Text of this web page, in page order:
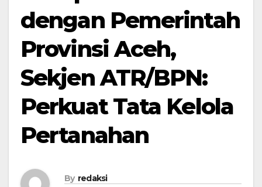
dengan Pemerintah
Provinsi Aceh,
Sekjen ATR/BPN:
Perkuat Tata Kelola
Pertanahan
By redaksi